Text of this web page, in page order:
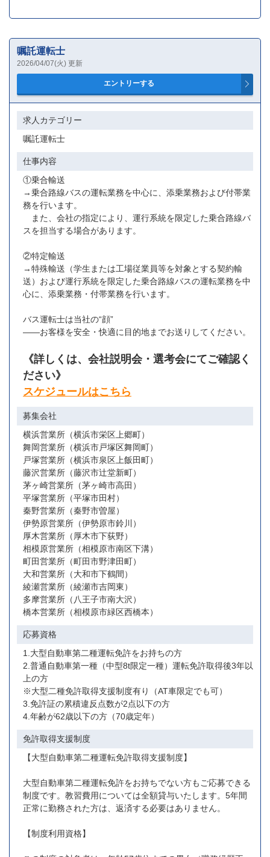
嘱託運転士
2026/04/07(火) 更新
求人カテゴリー
嘱託運転士
仕事内容
①乗合輸送
→乗合路線バスの運転業務を中心に、添乗業務および付帯業
務を行います。
また、会社の指定により、運行系統を限定した乗合路線バ
スを担当する場合があります。
②特定輸送
→特殊輸送（学生または工場従業員等を対象とする契約輸
送）および運行系統を限定した乗合路線バスの運転業務を中
心に、添乗業務・付帯業務を行います。
バス運転士は当社の“顔”
――お客様を安全・快適に目的地までお送りしてください。
《詳しくは、会社説明会・選考会にてご確認く
ださい》
スケジュールはこちら
募集会社
横浜営業所（横浜市栄区上郷町）
舞岡営業所（横浜市戸塚区舞岡町）
戸塚営業所（横浜市泉区上飯田町）
藤沢営業所（藤沢市辻堂新町）
茅ヶ崎営業所（茅ヶ崎市高田）
平塚営業所（平塚市田村）
秦野営業所（秦野市曽屋）
伊勢原営業所（伊勢原市鈴川）
厚木営業所（厚木市下荻野）
相模原営業所（相模原市南区下溝）
町田営業所（町田市野津田町）
大和営業所（大和市下鶴間）
綾瀬営業所（綾瀬市吉岡東）
多摩営業所（八王子市南大沢）
橋本営業所（相模原市緑区西橋本）
応募資格
1.大型自動車第二種運転免許をお持ちの方
2.普通自動車第一種（中型8t限定一種）運転免許取得後3年以
上の方
※大型二種免許取得支援制度有り（AT車限定でも可）
3.免許証の累積違反点数が2点以下の方
4.年齢が62歳以下の方（70歳定年）
免許取得支援制度
【大型自動車第二種運転免許取得支援制度】
大型自動車第二種運転免許をお持ちでない方もご応募できる
制度です。教習費用については全額貸与いたします。5年間
正常に勤務された方は、返済する必要はありません。
【制度利用資格】